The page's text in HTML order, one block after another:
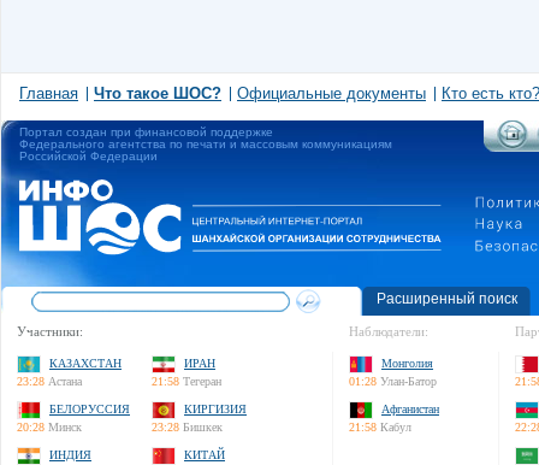
Главная Что такое ШОС? Официальные документы Кто есть кто?
Портал создан при финансовой поддержке
Федерального агентства по печати и массовым коммуникациям
Российской Федерации
Расширенный поиск
Участники:
КАЗАХСТАН
23:28 Астана
ИРАН
21:58 Тегеран
БЕЛОРУССИЯ
20:28 Минск
КИРГИЗИЯ
23:28 Бишкек
ИНДИЯ
КИТАЙ
Наблюдатели:
Монголия
01:28 Улан-Батор
Афганистан
21:58 Кабул